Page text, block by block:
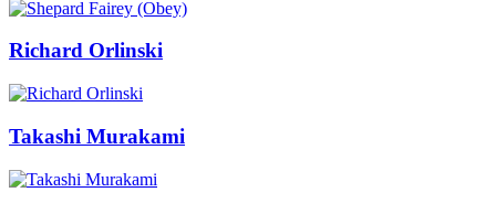
Richard Orlinski
Takashi Murakami